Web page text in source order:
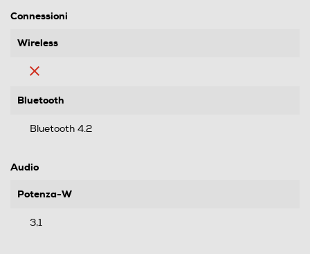
Connessioni
Wireless
Bluetooth
Bluetooth 4.2
Audio
Potenza-W
3,1